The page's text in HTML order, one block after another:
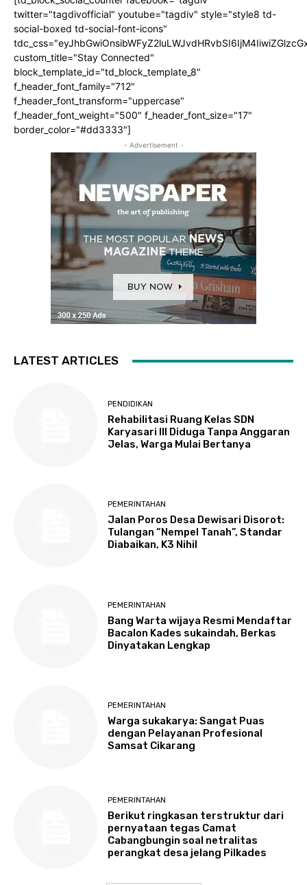
twitter="tagdivofficial" youtube="tagdiv" style="style8 td-
social-boxed td-social-font-icons"
custom_title="Stay Connected"
block_template_id="td_block_template_8"
f_header_font_family="712"
f_header_font_transform="uppercase"
f_header_font_weight="500" f_header_font_size="17"
border_color="#dd3333"]
- Advertisement -
LATEST ARTICLES
PENDIDIKAN
Rehabilitasi Ruang Kelas SDN
Karyasari III Diduga Tanpa Anggaran
Jelas, Warga Mulai Bertanya
PEMERINTAHAN
Jalan Poros Desa Dewisari Disorot:
Tulangan “Nempel Tanah”, Standar
Diabaikan, K3 Nihil
PEMERINTAHAN
Bang Warta wijaya Resmi Mendaftar
Bacalon Kades sukaindah, Berkas
Dinyatakan Lengkap
PEMERINTAHAN
Warga sukakarya: Sangat Puas
dengan Pelayanan Profesional
Samsat Cikarang
PEMERINTAHAN
Berikut ringkasan terstruktur dari
pernyataan tegas Camat
Cabangbungin soal netralitas
perangkat desa jelang Pilkades